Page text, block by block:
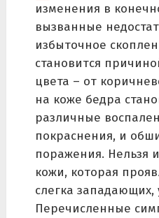
изменения в
вызванные
избыточное
становится
цвета – от
на коже бедра
различные
покраснения, и
поражения. Нельзя
кожи, которая
слегка западающих,
Перечисленные